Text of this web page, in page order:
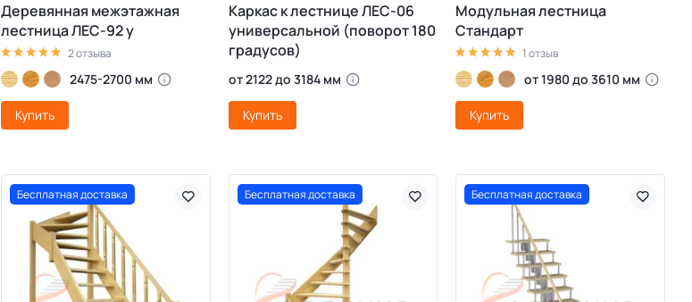
Деревянная межэтажная
лестница ЛЕС-92 у
2 отзыва
2475-2700 мм
Купить
Каркас к лестнице ЛЕС-06
универсальной (поворот 180
градусов)
от 2122 до 3184 мм
Купить
Модульная лестница
Стандарт
1 отзыв
от 1980 до 3610 мм
Купить
Бесплатная доставка Бесплатная доставка Бесплатная доставка